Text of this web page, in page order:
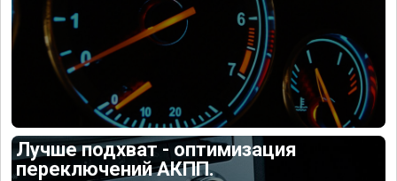
Лучше подхват - оптимизация
переключений АКПП.